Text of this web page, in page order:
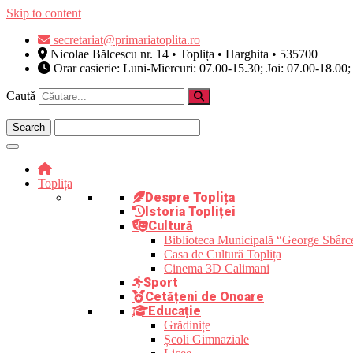
Skip to content
secretariat@primariatoplita.ro
Nicolae Bălcescu nr. 14 • Toplița • Harghita • 535700
Orar casierie: Luni-Miercuri: 07.00-15.30; Joi: 07.00-
Caută
Toplița
Despre Toplița
Istoria Topliței
Cultură
Biblioteca Municipală “George
Casa de Cultură Toplița
Cinema 3D Calimani
Sport
Cetățeni de Onoare
Educație
Grădinițe
Școli Gimnaziale